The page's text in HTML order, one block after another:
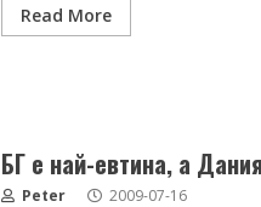
Read More
БГ е най-евтина, а
Peter 2009-07-16